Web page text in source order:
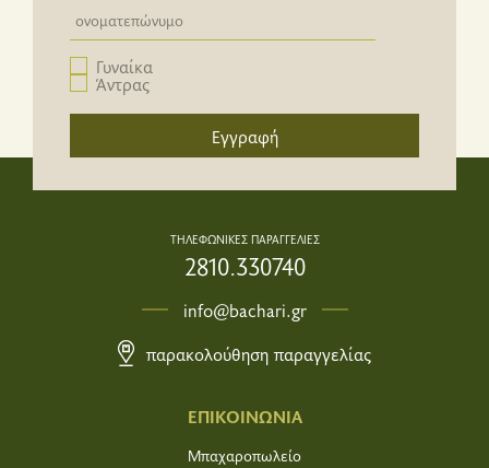
Newsletter email input field
Γυναίκα
Άντρας
Εγγραφή
ΕΠΙΚΟΙΝΩΝΙΑ
Μπαχαροπωλείο
ΤΗΛΕΦΩΝΙΚΕΣ ΠΑΡΑΓΓΕΛΙΕΣ
2810.330740
info@bachari.gr
παρακολούθηση παραγγελίας